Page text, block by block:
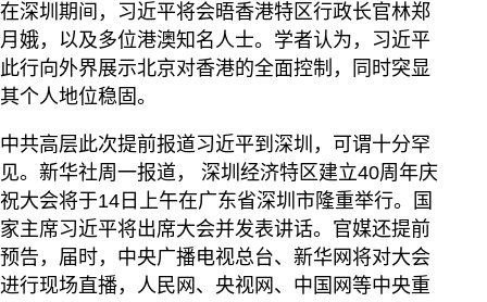
在深圳期间，习近平将会晤香港特区行政长官林郑
月娥，以及多位港澳知名人士。学者认为，习近平
此行向外界展示北京对香港的全面控制，同时突显
其个人地位稳固。
中共高层此次提前报道习近平到深圳，可谓十分罕
见。新华社周一报道， 深圳经济特区建立40周年庆
祝大会将于14日上午在广东省深圳市隆重举行。国
家主席习近平将出席大会并发表讲话。官媒还提前
预告，届时，中央广播电视总台、新华网将对大会
进行现场直播，人民网、央视网、中国网等中央重